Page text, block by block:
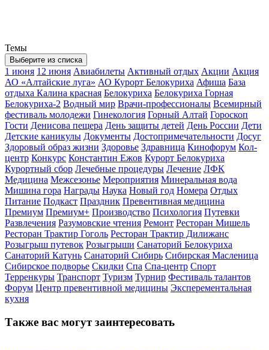
Темы
Выберите из списка
1 июня 12 июня Авиабилеты Активный отдых Акции Акция
АО «Алтайские луга» АО Курорт Белокуриха Афиша База
отдыха Калина красная Белокуриха Белокуриха Горная
Белокуриха-2 Водный мир Врачи-профессионалы Всемирный
фестиваль молодежи Гинекология Горный Алтай Гороскоп
Гости Денисова пещера День защиты детей День России Дети
Детские каникулы Документы Достопримечательности Досуг
Здоровый образ жизни Здоровье Здравница Кинофорум Кол-
центр Конкурс Константин Ежов Курорт Белокуриха
Курортный сбор Лечебные процедуры Лечение ЛФК
Медицина Межсезонье Мероприятия Минеральная вода
Мишина гора Награды Наука Новый год Номера Отдых
Питание Подкаст Праздник Превентивная медицина
Премиум Премиум+ Производство Психология Путевки
Развлечения Разумовские чтения Ремонт Ресторан Мишель
Ресторан Трактир Гоголь Ресторан Трактир Дилижанс
Розыгрыш путевок Розыгрыши Санаторий Белокуриха
Санаторий Катунь Санаторий Сибирь Сибирская Масленица
Сибирское подворье Скидки Спа Спа-центр Спорт
Терренкуры Транспорт Туризм Турнир Фестиваль талантов
Форум Центр превентивной медицины Эксперементальная
кухня
Также вас могут заинтересовать